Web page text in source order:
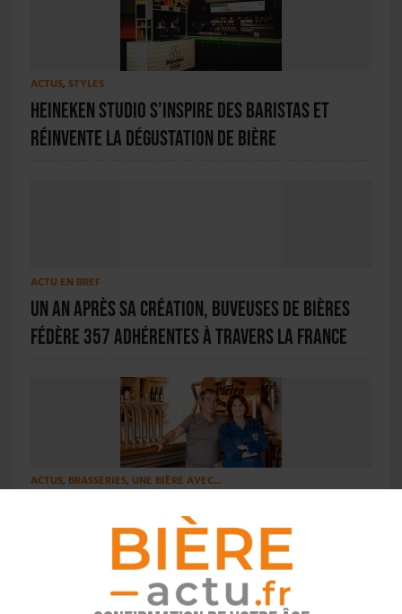
ACTUS, STYLES
Heineken Studio s’inspire des baristas et
réinvente la dégustation de bière
ACTU EN BREF
Un an après sa création, Buveuses de Bières
fédère 357 adhérentes à travers la France
ACTUS, BRASSERIES, UNE BIÈRE AVEC...